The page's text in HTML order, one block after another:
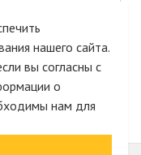
на сайте
нашего сайта.
вы согласны с
о
нам для